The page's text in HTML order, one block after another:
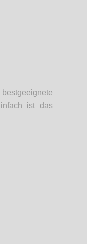
ist das